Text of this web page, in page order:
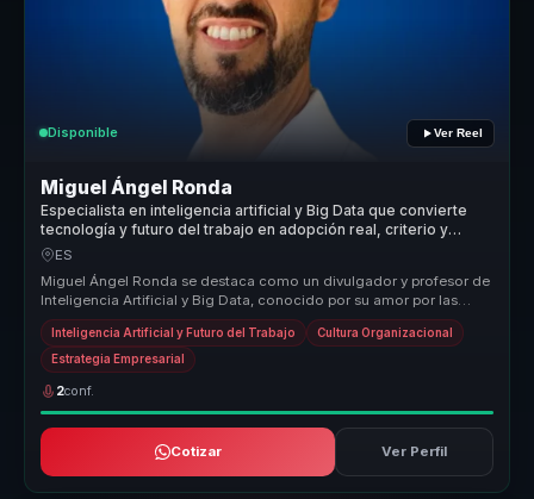
Disponible Ver Reel
Miguel Ángel Ronda
Especialista en inteligencia artificial y Big Data que convierte
tecnología y futuro del trabajo en adopción real, criterio y
aprendizaje para organizaciones.
ES
Miguel Ángel Ronda se destaca como un divulgador y profesor de
Inteligencia Artificial y Big Data, conocido por su amor por las
posibilid...
Inteligencia Artificial y Futuro del Trabajo Cultura Organizacional
Estrategia Empresarial
2conf.
Cotizar Ver Perfil